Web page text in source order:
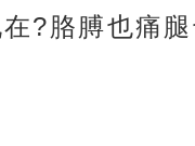
?胳膊也痛